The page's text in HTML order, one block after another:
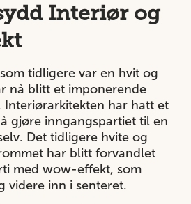
Interiør og
tidligere var en hvit og
nå blitt et imponerende
Interiørarkitekten har hatt et
gjøre inngangspartiet til en
Det tidligere hvite og
har blitt forvandlet
med wow-effekt, som
videre inn i senteret.